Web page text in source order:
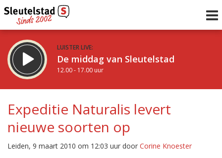
LUISTER LIVE:
De middag van Sleutelstad
12.00 - 17.00 uur
Sleutelstad 30
17.00 - 19.00 uur
Vorig uur
uur 1 van 0
Inklappen
Expeditie Naturalis levert
nieuwe soorten op
Leiden, 9 maart 2010 om 12:03 uur door Corine Knoester